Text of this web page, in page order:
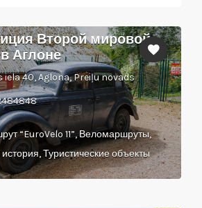
Второй мировой
Аглоне
iela 40, Aglona, Preiļu novads
“EuroVelo 11”, Веломаршруты,
история, Туристические объекты